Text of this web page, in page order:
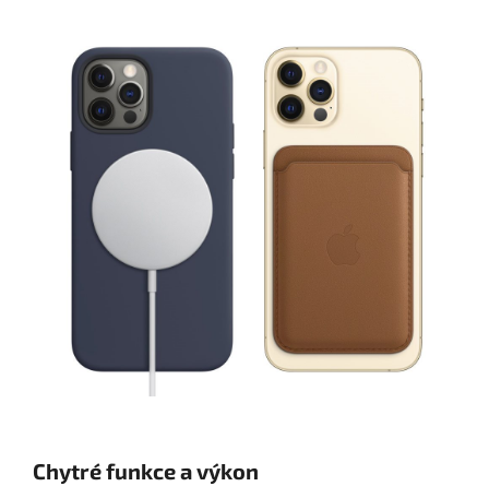
Chytré funkce a výkon